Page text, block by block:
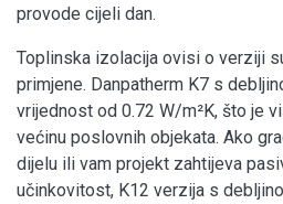
provode cijeli dan.
Toplinska izolacija ovisi o verziji
primjene. Danpatherm K7 s
vrijednost od 0.72 W/m²K, što je
većinu poslovnih objekata. Ako
dijelu ili vam projekt zahtijeva
učinkovitost, K12 verzija s